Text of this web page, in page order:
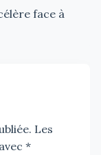
face à
Les
*